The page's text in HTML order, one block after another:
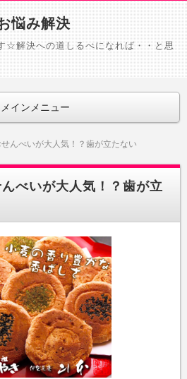
悩み解決
☆解決への道しるべになれば・・と思
インメニュー
せんべいが大人気！？歯が立たない
べいが大人気！？歯が立